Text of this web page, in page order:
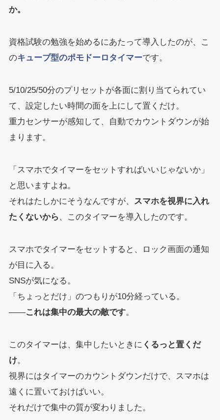
か。
資格試験の勉強を始めるにあたって導入したのが、こ
のキューブ型のポモドーロタイマーです。
5/10/25/50分のプリセットが各面に割り当てられてい
て、設定したい時間の面を上にして置くだけ。
重力センサーが感知して、自動でカウントダウンが始
まります。
「スマホでタイマーをセットすればいいじゃないか」
と思いますよね。
それはたしかにそうなんですが、
スマホを視界に入れ
たくないから 、このタイマーを導入したのです。
スマホでタイマーをセットすると、ロック画面の通知
が目に入る。
SNSが気になる。
「ちょっとだけ」のつもりが10分経っている。
——これは集中の最大の敵です。
このタイマーは、集中したいときに くるっと置くだ
け。
視界にはタイマーのカウントダウンだけで、スマホは
遠くに置いておけばいい。
それだけで集中の質が変わりました。